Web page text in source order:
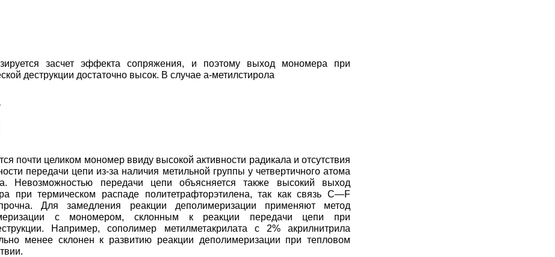
засчет эффекта сопряжения, и поэтому выход мономера при
деструкции достаточно высок. В случае a-метилстирола
почти целиком мономер ввиду высокой активности радикала и отсутствия
передачи цепи из-за наличия метильной группы у четвертичного атома
Невозможностью передачи цепи объясняется также высокий выход
при термическом распаде политетрафторэтилена, так как связь С—F
Для замедления реакции деполимеризации применяют метод
с мономером, склонным к реакции передачи цепи при
Например, сополимер метилметакрилата с 2% акрилнитрила
менее склонен к развитию реакции деполимеризации при тепловом